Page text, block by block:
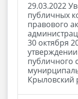
29.03.2022
публичных
правового
30 октября
публичного
Крыловский